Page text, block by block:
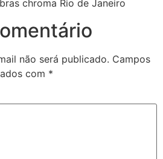
chroma Rio de Janeiro
não será publicado. Campos
com *